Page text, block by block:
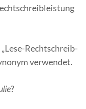
„Lese-Rechtschreib-
verwendet.
?